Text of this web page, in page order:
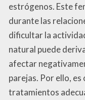
estrógenos. Este
durante las
dificultar la
natural puede
afectar
parejas. Por ello,
tratamientos